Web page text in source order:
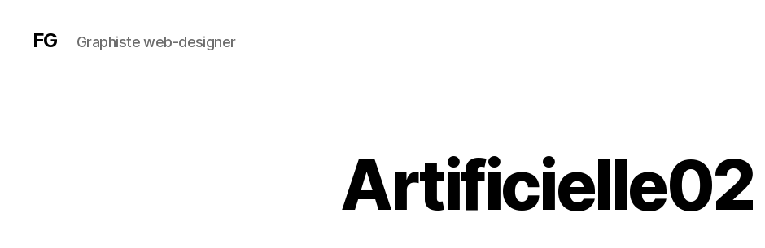
FG Graphiste web-designer
Artificielle02